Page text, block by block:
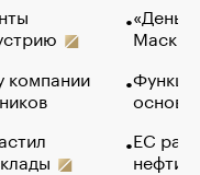
компании
Маск в
основ
ЕС
нефти